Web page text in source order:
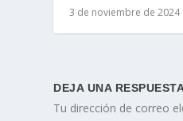
3 de noviembre de 2024
DEJA UNA
Tu dirección de correo